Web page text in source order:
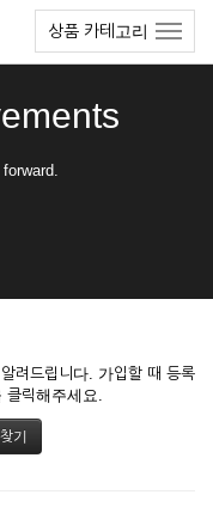
상품 카테고리
려드립니다. 가입할 때 등록
클릭해주세요.